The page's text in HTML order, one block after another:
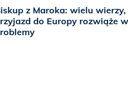
z Maroka: wielu wierzy,
do Europy rozwiąże